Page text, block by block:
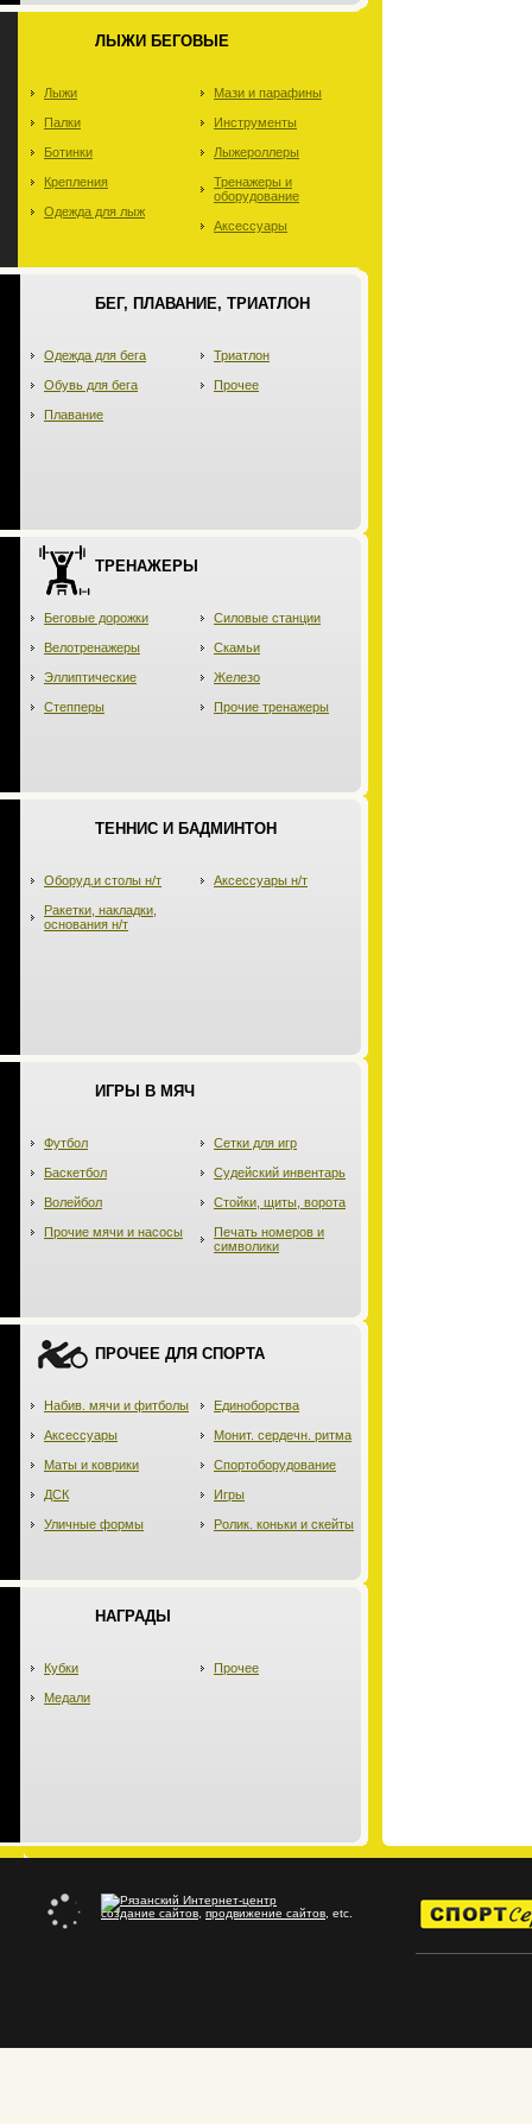
ЛЫЖИ БЕГОВЫЕ
Лыжи
Палки
Ботинки
Крепления
Одежда для лыж
Мази и парафины
Инструменты
Лыжероллеры
Тренажеры и
оборудование
Аксессуары
БЕГ, ПЛАВАНИЕ, ТРИАТЛОН
Одежда для бега
Обувь для бега
Плавание
Триатлон
Прочее
ТРЕНАЖЕРЫ
Беговые дорожки
Велотренажеры
Эллиптические
Степперы
Силовые станции
Скамьи
Железо
Прочие тренажеры
ТЕННИС И БАДМИНТОН
Оборуд.и столы н/т
Ракетки, накладки,
основания н/т
Аксессуары н/т
ИГРЫ В МЯЧ
Футбол
Баскетбол
Волейбол
Прочие мячи и насосы
Сетки для игр
Судейский инвентарь
Стойки, щиты, ворота
Печать номеров и
символики
ПРОЧЕЕ ДЛЯ СПОРТА
Набив. мячи и фитболы
Аксессуары
Маты и коврики
ДСК
Уличные формы
Единоборства
Монит. сердечн. ритма
Спортоборудование
Игры
Ролик. коньки и скейты
НАГРАДЫ
Кубки
Медали
Прочее
создание сайтов продвижение сайтов , etc.